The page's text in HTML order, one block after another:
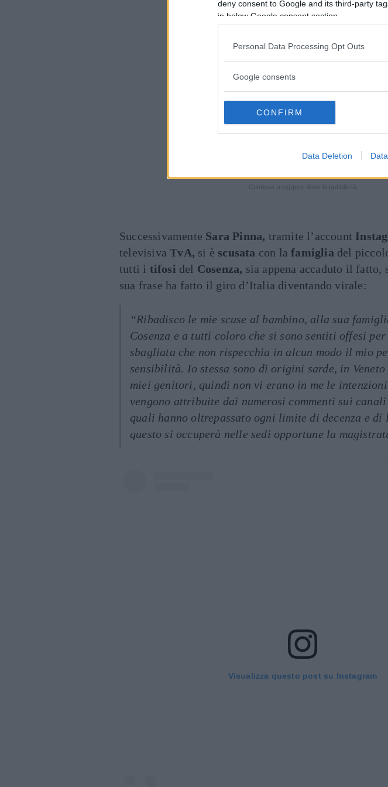
deny consent to Google and its third-party
in below Google consent section.
Personal Data Processing Opt Outs
Google consents
CONFIRM
Data Deletion
Successivamente Sara Pinna, tramite l’account
televisivaTvA, si è scusata con lafamiglia del
tutti i tifosi del Cosenza, sia appena accaduto il fatto,
sua frase ha fatto il giro d’Italia diventando virale:
“Ribadisco le mie scuse al bambino, alla sua
Cosenza e a tutti coloro che si sono sentiti offesi per
sbagliata che non rispecchia in alcun modo il mio
sensibilità. Io stessa sono di origini sarde, in
miei genitori, quindi non vi erano in me le
vengono attribuite dai numerosi commenti sui
quali hanno oltrepassato ogni limite di decenza e di
questo si occuperà nelle sedi opportune la
Visualizza questo post su Instagram